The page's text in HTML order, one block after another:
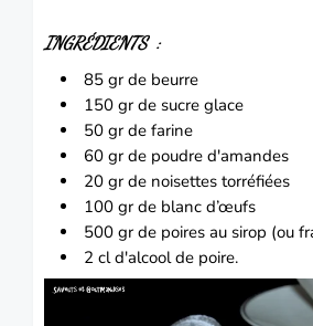
INGRÉDIENTS :
85 gr de beurre
150 gr de sucre glace
50 gr de farine
60 gr de poudre d'amandes
20 gr de noisettes torréfiées
100 gr de blanc d’œufs
500 gr de poires au sirop (ou
2 cl d'alcool de poire.